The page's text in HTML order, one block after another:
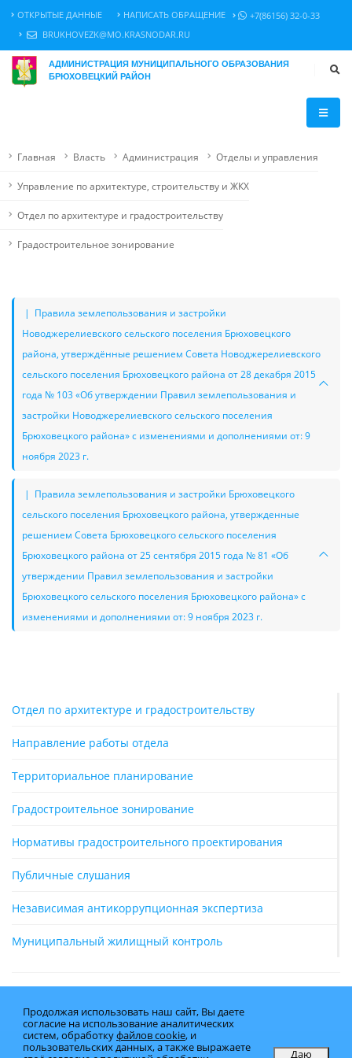
ОТКРЫТЫЕ ДАННЫЕ НАПИСАТЬ ОБРАЩЕНИЕ
+7(86156) 32-0-33
BRUKHOVEZK@MO.KRASNODAR.RU
АДМИНИСТРАЦИЯ МУНИЦИПАЛЬНОГО ОБРАЗОВАНИЯ
БРЮХОВЕЦКИЙ РАЙОН
Главная Власть Администрация Отделы и управления
Управление по архитектуре, строительству и ЖКХ
Отдел по архитектуре и градостроительству
Градостроительное зонирование
Отдел по архитектуре и градостроительству
Направление работы отдела
Территориальное планирование
Градостроительное зонирование
Нормативы градостроительного проектирования
Публичные слушания
Независимая антикоррупционная экспертиза
Муниципальный жилищный контроль
| Правила землепользования и застройки
Новоджерелиевского сельского поселения Брюховецкого
района, утверждённые решением Совета Новоджерелиевского
сельского поселения Брюховецкого района от 28 декабря 2015
года № 103 «Об утверждении Правил землепользования и
застройки Новоджерелиевского сельского поселения
Брюховецкого района» с изменениями и дополнениями от: 9
ноября 2023 г.
| Правила землепользования и застройки Брюховецкого
сельского поселения Брюховецкого района, утвержденные
решением Совета Брюховецкого сельского поселения
Брюховецкого района от 25 сентября 2015 года № 81 «Об
утверждении Правил землепользования и застройки
Брюховецкого сельского поселения Брюховецкого района» с
изменениями и дополнениями от: 9 ноября 2023 г.
Продолжая использовать наш сайт, Вы даете
согласие на использование аналитических
систем, обработкуфайлов cookie, и
пользовательских данных, а также выражаете
Даю